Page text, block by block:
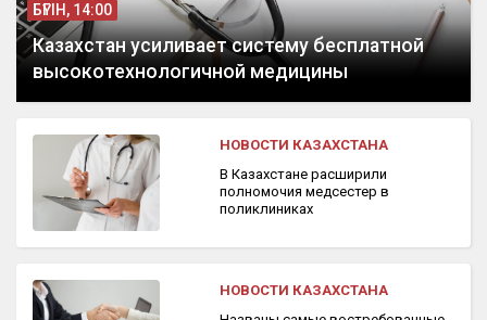
БҮГІН, 14:00
Казахстан усиливает систему бесплатной
высокотехнологичной медицины
НОВОСТИ КАЗАХСТАНА
В Казахстане расширили
полномочия медсестер в
поликлиниках
НОВОСТИ КАЗАХСТАНА